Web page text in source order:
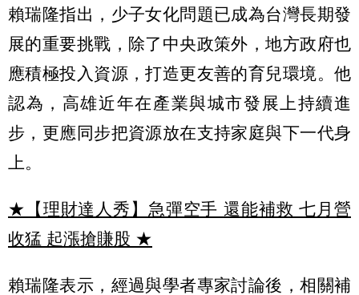
賴瑞隆指出，少子女化問題已成為台灣長期發
展的重要挑戰，除了中央政策外，地方政府也
應積極投入資源，打造更友善的育兒環境。他
認為，高雄近年在產業與城市發展上持續進
步，更應同步把資源放在支持家庭與下一代身
上。
★【理財達人秀】急彈空手 還能補救 七月營
收猛 起漲搶賺股 ★
賴瑞隆表示，經過與學者專家討論後，相關補